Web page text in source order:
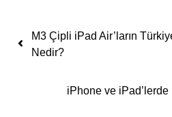
Yazı dolaşımı
M3 Çipli iPad Air’ların
Nedir?
iPhone ve